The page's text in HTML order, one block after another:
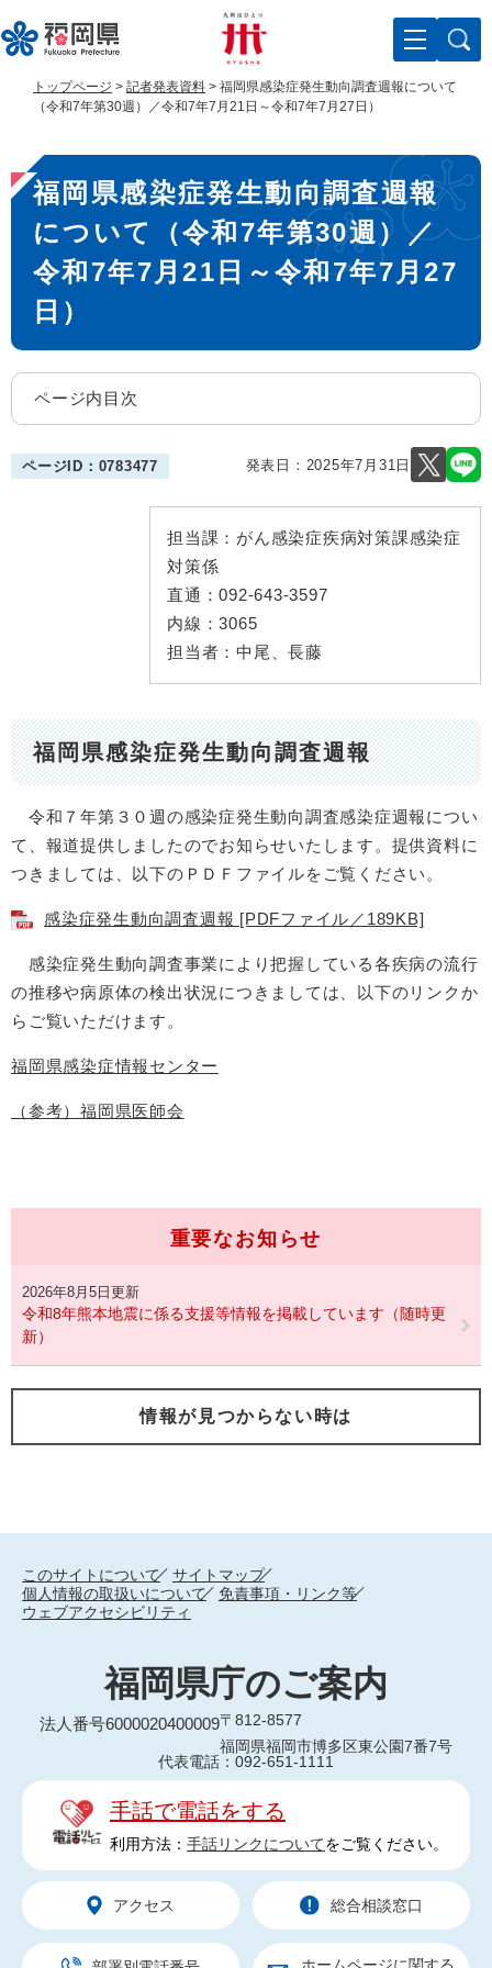
ー
ジ
す
。
ニ
ュ
し
て
トップページ > 記者発表資料 > 福岡県感染症発生動向調査週報について
（令和7年第30週）／令和7年7月21日～令和7年7月27日）
本
文
福岡県感染症発生動向調査週報
について（令和7年第30週）／
令和7年7月21日～令和7年7月27
日）
ページ内目次
ページID：0783477 発表日： 2025年7月31日
担当課： がん感染症疾病対策課感染症
対策係
直通：092-643-3597
内線：3065
担当者： 中尾、長藤
福岡県感染症発生動向調査週報
令和７年第３０週の感染症発生動向調査感染症週報につい
て、報道提供しましたのでお知らせいたします。提供資料に
つきましては、以下のＰＤＦファイルをご覧ください。
感染症発生動向調査週報 [PDFファイル／189KB]
感染症発生動向調査事業により把握している各疾病の流行
の推移や病原体の検出状況につきましては、以下のリンクか
らご覧いただけます。
福岡県感染症情報センター
（参考）福岡県医師会
重要なお知らせ
2026年8月5日更新
令和8年熊本地震に係る支援等情報を掲載しています（随時更
新）
情報が見つからない時は
このサイトについて
サイトマップ
個人情報の取扱いについて
免責事項・リンク等
ウェブアクセシビリティ
福岡県庁のご案内
法人番号6000020400009〒812-8577
福岡県福岡市博多区東公園7番7号
代表電話：092-651-1111
手話で電話をする
利用方法： 手話リンクについてをご覧ください。
アクセス 総合相談窓口